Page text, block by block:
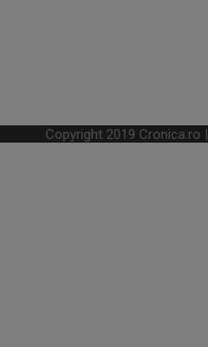
Copyright 2019 Cronica.ro |